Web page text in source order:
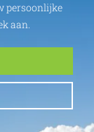
persoonlijke
aan.